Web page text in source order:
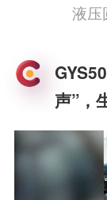
液压
声”，